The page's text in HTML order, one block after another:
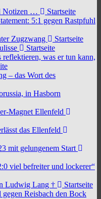
Notizen …
Startseite
5:1 gegen Rastpfuhl
Zugzwang
Startseite
Startseite
reflektieren, was er tun kann,
– das Wort des
in Hasborn
Magnet Ellenfeld
das Ellenfeld
mit gelungenem Start
viel befreiter und lockerer“
Ludwig Lang †
Startseite
Reisbach den Bock